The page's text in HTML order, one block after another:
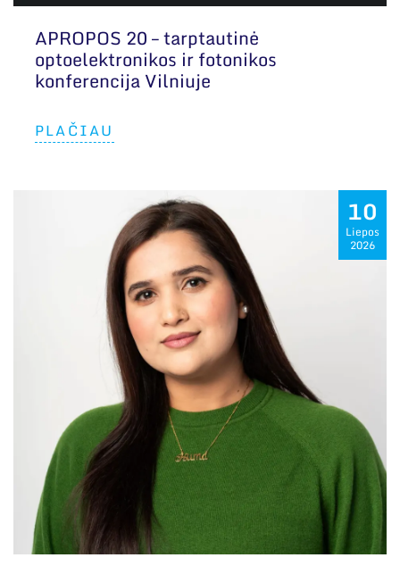
APROPOS 20 – tarptautinė
optoelektronikos ir fotonikos
konferencija Vilniuje
PLAČIAU
10
Liepos
2026